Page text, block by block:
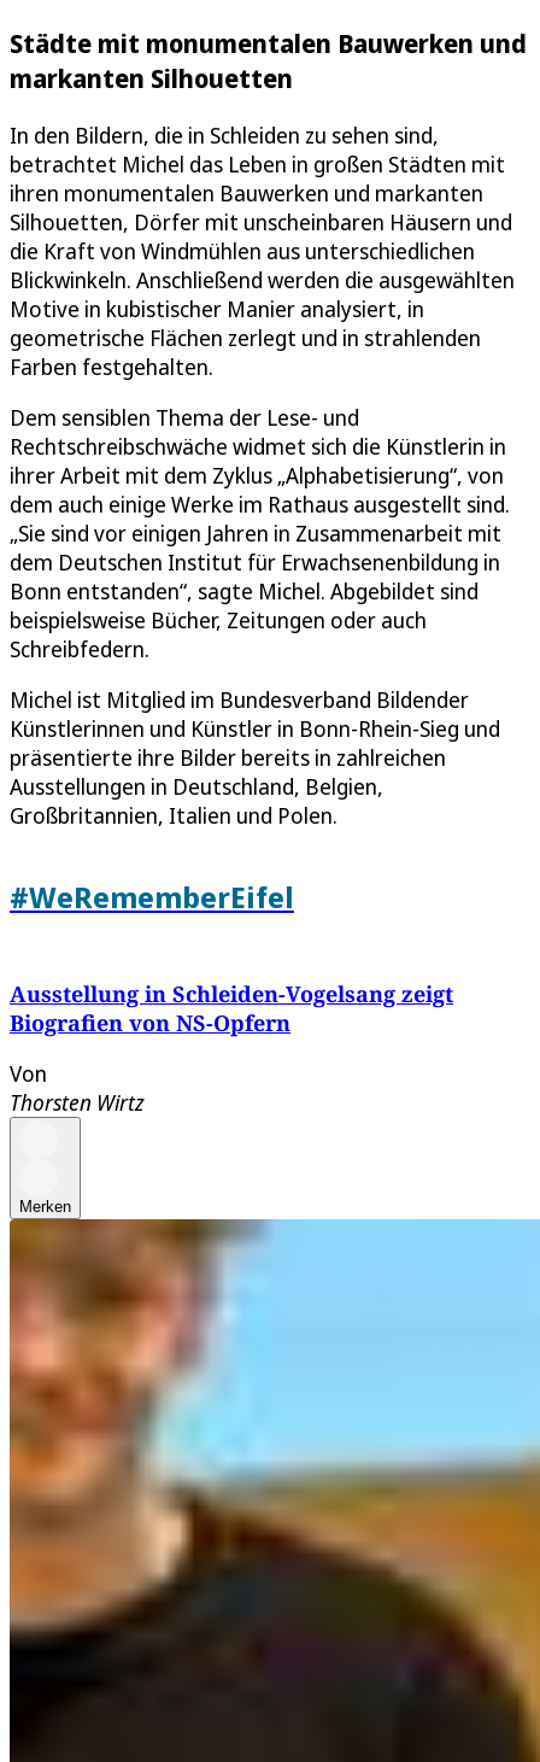
Städte mit monumentalen Bauwerken und
markanten Silhouetten
In den Bildern, die in Schleiden zu sehen sind,
betrachtet Michel das Leben in großen Städten mit
ihren monumentalen Bauwerken und markanten
Silhouetten, Dörfer mit unscheinbaren Häusern und
die Kraft von Windmühlen aus unterschiedlichen
Blickwinkeln. Anschließend werden die ausgewählten
Motive in kubistischer Manier analysiert, in
geometrische Flächen zerlegt und in strahlenden
Farben festgehalten.
Dem sensiblen Thema der Lese- und
Rechtschreibschwäche widmet sich die Künstlerin in
ihrer Arbeit mit dem Zyklus „Alphabetisierung“, von
dem auch einige Werke im Rathaus ausgestellt sind.
„Sie sind vor einigen Jahren in Zusammenarbeit mit
dem Deutschen Institut für Erwachsenenbildung in
Bonn entstanden“, sagte Michel. Abgebildet sind
beispielsweise Bücher, Zeitungen oder auch
Schreibfedern.
Michel ist Mitglied im Bundesverband Bildender
Künstlerinnen und Künstler in Bonn-Rhein-Sieg und
präsentierte ihre Bilder bereits in zahlreichen
Ausstellungen in Deutschland, Belgien,
Großbritannien, Italien und Polen.
#WeRememberEifel
Ausstellung in Schleiden-Vogelsang zeigt
Biografien von NS-Opfern
Von
Thorsten Wirtz
Merken